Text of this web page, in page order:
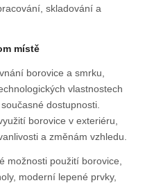
skladování a
místě
borovice a smrku,
vlastnostech
dostupnosti.
borovice v exteriéru,
a změnám vzhledu.
možnosti použití borovice,
moderní lepené prvky,